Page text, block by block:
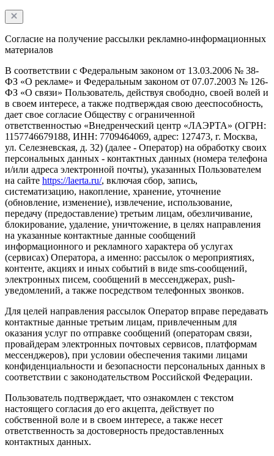
Согласие на получение рассылки рекламно-информационных
материалов
В соответствии с Федеральным законом от 13.03.2006 № 38-
ФЗ «О рекламе» и Федеральным законом от 07.07.2003 № 126-
ФЗ «О связи» Пользователь, действуя свободно, своей волей и
в своем интересе, а также подтверждая свою дееспособность,
дает свое согласие Обществу с ограниченной
ответственностью «Внедренческий центр «ЛАЭРТА» (ОГРН:
1157746679188, ИНН: 7709464069, адрес: 127473, г. Москва,
ул. Селезневская, д. 32) (далее - Оператор) на обработку своих
персональных данных - контактных данных (номера телефона
и/или адреса электронной почты), указанных Пользователем
на сайте https://laerta.ru/, включая сбор, запись,
систематизацию, накопление, хранение, уточнение
(обновление, изменение), извлечение, использование,
передачу (предоставление) третьим лицам, обезличивание,
блокирование, удаление, уничтожение, в целях направления
на указанные контактные данные сообщений
информационного и рекламного характера об услугах
(сервисах) Оператора, а именно: рассылок о мероприятиях,
контенте, акциях и иных событий в виде sms-сообщений,
электронных писем, сообщений в мессенджерах, push-
уведомлений, а также посредством телефонных звонков.
Для целей направления рассылок Оператор вправе передавать
контактные данные третьим лицам, привлеченным для
оказания услуг по отправке сообщений (операторам связи,
провайдерам электронных почтовых сервисов, платформам
мессенджеров), при условии обеспечения такими лицами
конфиденциальности и безопасности персональных данных в
соответствии с законодательством Российской Федерации.
Пользователь подтверждает, что ознакомлен с текстом
настоящего согласия до его акцепта, действует по
собственной воле и в своем интересе, а также несет
ответственность за достоверность предоставленных
контактных данных.